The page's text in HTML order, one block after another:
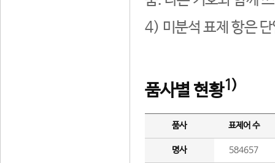
4) 미분석 표제 항은
품사별 현황1)
품사 표제어 수
명사 584657